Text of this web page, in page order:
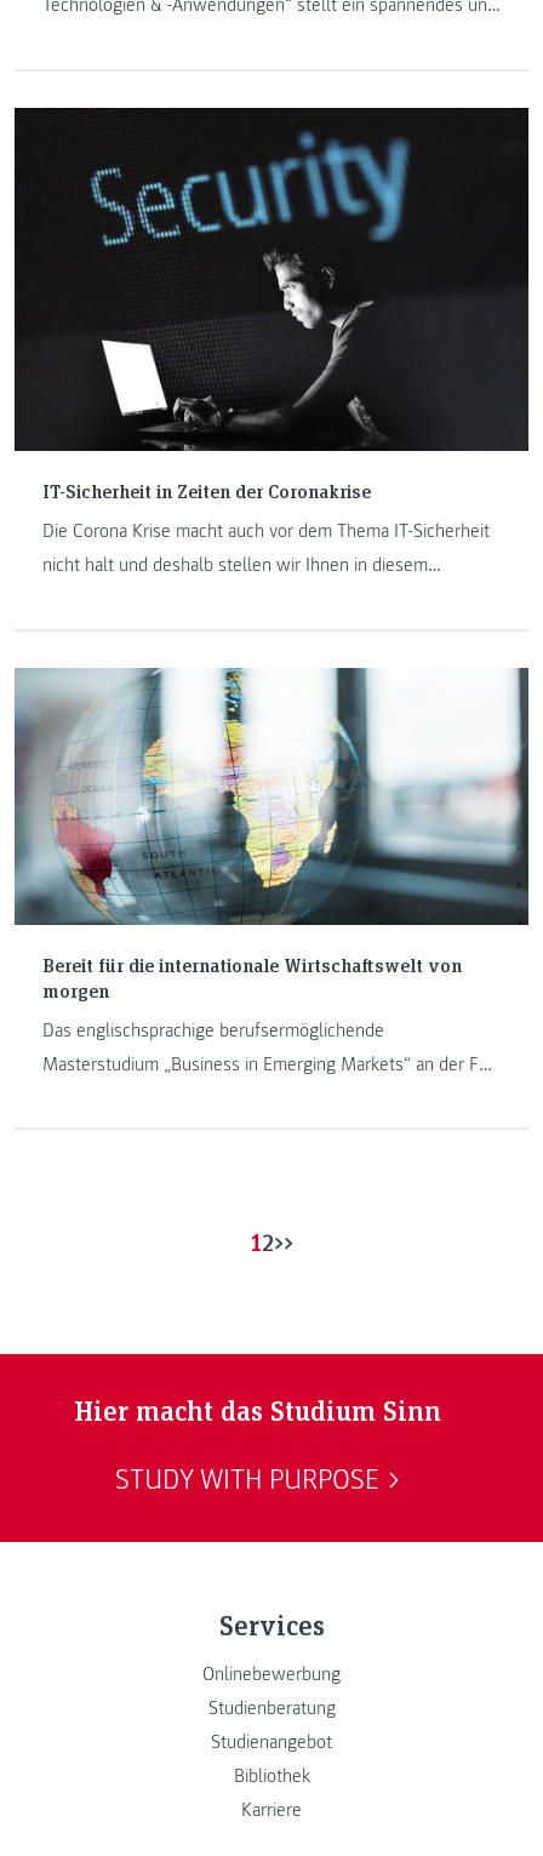
Technologien & -Anwendungen“ stellt ein spannendes und
Management“ vor. Sie erzählt in ihrem Beitrag über das
Urteil des EuGH vom 16. Juli 2020, wobei sie sich
insbesondere auf den Aspekt des Seekabels fokussiert.
IT-Sicherheit in Zeiten der Coronakrise
Die Corona Krise macht auch vor dem Thema IT-Sicherheit
nicht halt und deshalb stellen wir Ihnen in diesem
Bereit für die internationale Wirtschaftswelt von
morgen
Das englischsprachige berufsermöglichende
Masterstudium „Business in Emerging Markets“ an der FH
12>>
Hier macht das Studium Sinn
STUDY WITH PURPOSE
Services
Onlinebewerbung
Studienberatung
Studienangebot
Bibliothek
Karriere